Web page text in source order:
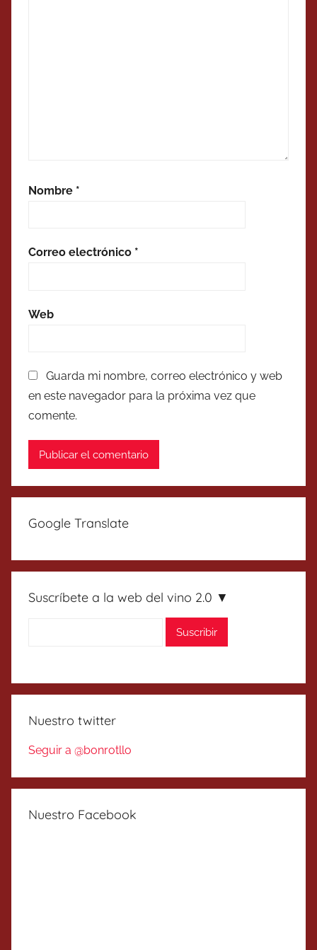
Nombre *
Correo electrónico *
Web
Guarda mi nombre, correo electrónico y web
en este navegador para la próxima vez que
comente.
Google Translate
Suscríbete a la web del vino 2.0 ▼
Nuestro twitter
Seguir a @bonrotllo
Nuestro Facebook